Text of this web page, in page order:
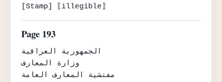
[Stamp] ⟦illegible⟧
Page 193
الجمهورية العراقية
وزارة المعارف
مفتشية المعارف العامة